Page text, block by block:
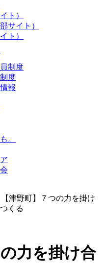
ト）
サイト）
ト）
制度
度
報
。
津野町】７つの力を掛け
くる
力を掛け合